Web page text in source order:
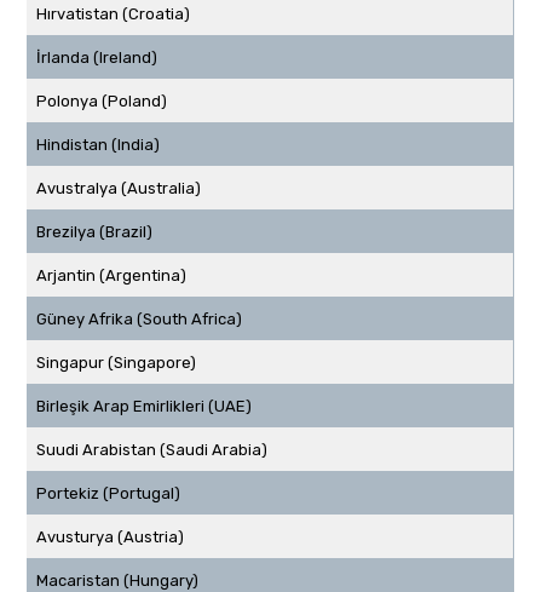
Hırvatistan (Croatia)
İrlanda (Ireland)
Polonya (Poland)
Hindistan (India)
Avustralya (Australia)
Brezilya (Brazil)
Arjantin (Argentina)
Güney Afrika (South Africa)
Singapur (Singapore)
Birleşik Arap Emirlikleri (UAE)
Suudi Arabistan (Saudi Arabia)
Portekiz (Portugal)
Avusturya (Austria)
Macaristan (Hungary)